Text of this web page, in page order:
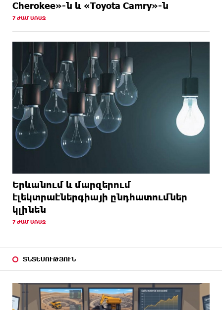
Cherokee»-ն և «Toyota Camry»-ն
7 ԺԱՄ ԱՌԱՋ
Երևանում և մարզերում
էլեկտրաէներգիայի ընդհատումներ
կլինեն
7 ԺԱՄ ԱՌԱՋ
ՏՆՏԵՍՈՒԹՅՈՒՆ